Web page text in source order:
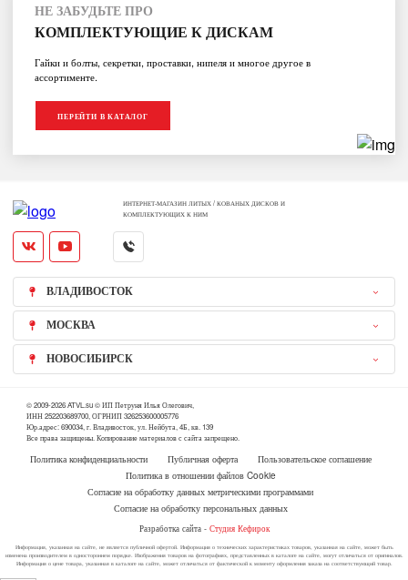
НЕ ЗАБУДЬТЕ ПРО
КОМПЛЕКТУЮЩИЕ К ДИСКАМ
Гайки и болты, секретки, проставки, нипеля и многое другое в
ассортименте.
ПЕРЕЙТИ В КАТАЛОГ
ИНТЕРНЕТ-МАГАЗИН ЛИТЫХ / КОВАНЫХ ДИСКОВ И
КОМПЛЕКТУЮЩИХ К НИМ
ВЛАДИВОСТОК
МОСКВА
НОВОСИБИРСК
© 2009-2026 ATVL.su © ИП Петруня Илья Олегович,
ИНН 252203689700, ОГРНИП 326253600005776
Юр.адрес: 690034, г. Владивосток, ул. Нейбута, 4Б, кв. 139
Все права защищены. Копирование материалов с сайта запрещено.
Политика конфиденциальности Публичная оферта
Пользовательское соглашение
Политика в отношении файлов Cookie
Согласие на обработку данных метрическими программами
Согласие на обработку персональных данных
Разработка сайта - Студия Кефирок
Информация, указанная на сайте, не является публичной офертой. Информация о технических характеристиках товаров, указанная на сайте, может быть
изменена производителем в одностороннем порядке. Изображения товаров на фотографиях, представленных в каталоге на сайте, могут отличаться от оригиналов.
Информация о цене товара, указанная в каталоге на сайте, может отличаться от фактической к моменту оформления заказа на соответствующий товар.